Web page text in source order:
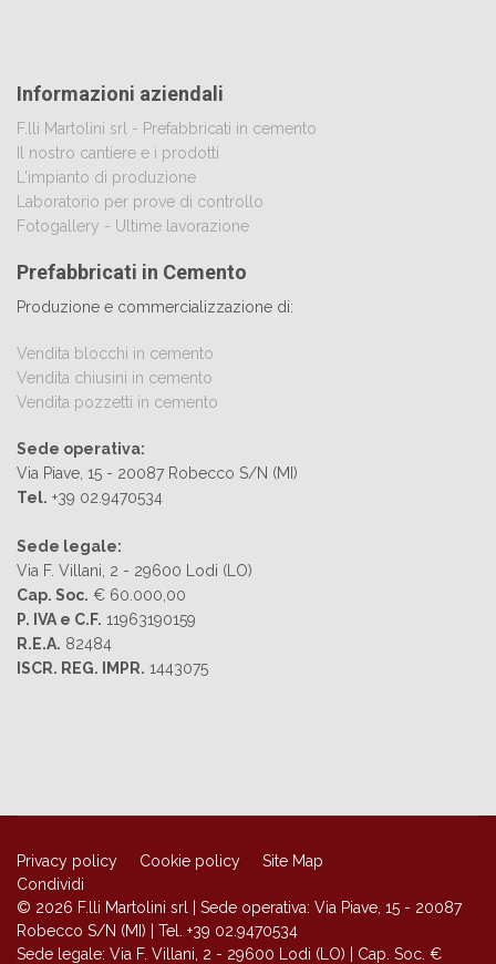
Informazioni aziendali
F.lli Martolini srl - Prefabbricati in cemento
Il nostro cantiere e i prodotti
L'impianto di produzione
Laboratorio per prove di controllo
Fotogallery - Ultime lavorazione
Prefabbricati in Cemento
Produzione e commercializzazione di:
Vendita blocchi in cemento
Vendita chiusini in cemento
Vendita pozzetti in cemento
Sede operativa:
Via Piave, 15 - 20087 Robecco S/N (MI)
Tel. +39 02.9470534
Sede legale:
Via F. Villani, 2 - 29600 Lodi (LO)
Cap. Soc. € 60.000,00
P. IVA e C.F. 11963190159
R.E.A. 82484
ISCR. REG. IMPR. 1443075
Privacy policy Cookie policy
Site Map
Condividi
© 2026 F.lli Martolini srl | Sede operativa: Via Piave, 15 - 20087
Robecco S/N (MI) | Tel. +39 02.9470534
Sede legale: Via F. Villani, 2 - 29600 Lodi (LO) | Cap. Soc. €